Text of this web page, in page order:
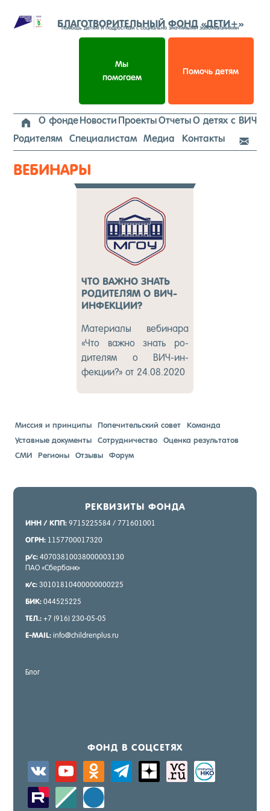
к
содержимому
БЛАГОТВОРИТЕЛЬНЫЙ ФОНД «ДЕТИ+»
помощь детям и подросткам с социально значимыми заболеваниями
Мы
помогаем
Помочь детям
 О фондеНовости ПроектыОтчетыО детях с ВИЧ
Родителям
Специалистам Медиа Контакты 
ВЕБИНАРЫ
ЧТО ВАЖНО ЗНАТЬ
РОДИТЕЛЯМ О ВИЧ-
ИНФЕКЦИИ?
Ма­тери­алы ве­бина­ра
«Что важ­но знать ро­
дите­лям о ВИЧ-ин­
фекции?» от 24.08.2020
Миссия и принципы Попечительский совет
Команда
Уставные документы
Сотрудничество
Оценка результатов
СМИ
Регионы Отзывы Форум
РЕК­ВИ­ЗИТЫ ФОН­ДА
ИНН / КПП: 9715225584 / 771601001
ОГРН: 1157700017320
р/с: 40703810038000003130
ПАО «Сбер­банк»
к/с: 30101810400000000225
БИК: 044525225
ТЕЛ.: +7 (916) 230-05-05
E-MAIL: info@childrenplus.ru
Блог
ФОНД В СОЦ­СЕ­ТЯХ
vkontakteyoutube odnoklassnikitelegramzen-
sitemap activity
zerply standardwindows